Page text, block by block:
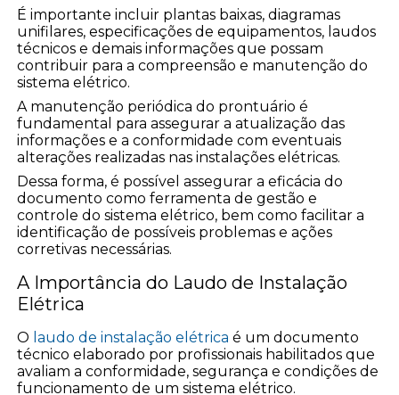
É importante incluir plantas baixas, diagramas
unifilares, especificações de equipamentos, laudos
técnicos e demais informações que possam
contribuir para a compreensão e manutenção do
sistema elétrico.
A manutenção periódica do prontuário é
fundamental para assegurar a atualização das
informações e a conformidade com eventuais
alterações realizadas nas instalações elétricas.
Dessa forma, é possível assegurar a eficácia do
documento como ferramenta de gestão e
controle do sistema elétrico, bem como facilitar a
identificação de possíveis problemas e ações
corretivas necessárias.
A Importância do Laudo de Instalação
Elétrica
O laudo de instalação elétrica é um documento
técnico elaborado por profissionais habilitados que
avaliam a conformidade, segurança e condições de
funcionamento de um sistema elétrico.